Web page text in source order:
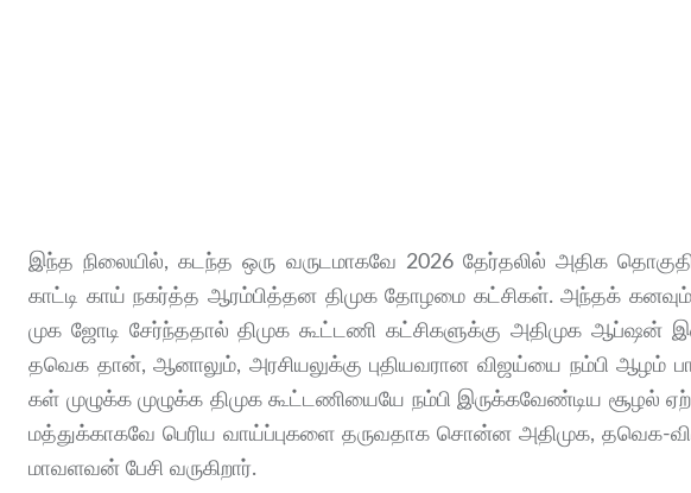
இந்த நிலை​யில், கடந்த ஒரு வருட​மாகவே 2026 தேர்​தலில் அதிக
காட்டி காய் நகர்த்த ஆரம்​பித்தன திமுக தோழமை கட்​சிகள். அந்​தக்
முக ஜோடி சேர்ந்​த​தால் திமுக கூட்​டணி கட்​சிகளுக்கு அதி​முக
தவெக தான், ஆனாலும், அரசி​யலுக்கு புதி​ய​வ​ரான விஜய்யை நம்பி ஆழம்
கள் முழுக்க முழுக்க திமுக கூட்​ட​ணி​யையே நம்பி இருக்​கவேண்​டிய சூழல்
மத்​துக்​காகவே பெரிய வாய்ப்​பு​களை தரு​வ​தாக சொன்ன அதி​முக, தவெக-​
மாவளவன் பேசி வரு​கி​றார்.